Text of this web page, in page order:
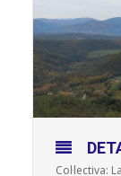
Col·lectiva: